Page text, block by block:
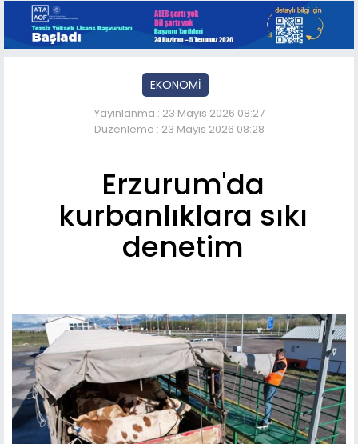
EKONOMİ
Yayınlanma : 23 Mayıs 2026 08:27
Düzenleme : 23 Mayıs 2026 08:28
Erzurum'da
kurbanlıklara sıkı
denetim